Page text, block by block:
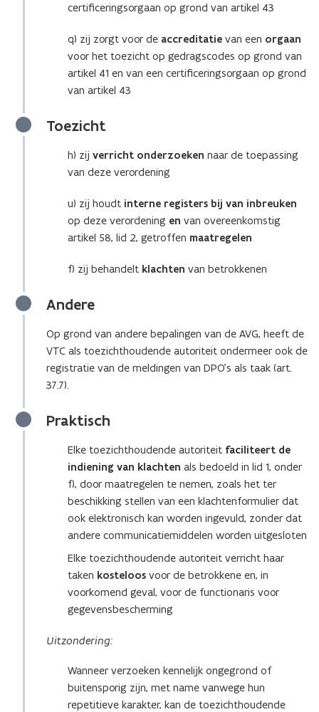
certificeringsorgaan op grond van artikel 43
q) zij zorgt voor de accreditatie van een orgaan
voor het toezicht op gedragscodes op grond van
artikel 41 en van een certificeringsorgaan op grond
van artikel 43
Toezicht
h) zij verricht onderzoeken naar de toepassing
van deze verordening
u) zij houdt interne registers bij van inbreuken
op deze verordening en van overeenkomstig
artikel 58, lid 2, getroffen maatregelen
f) zij behandelt klachten van betrokkenen
Andere
Op grond van andere bepalingen van de AVG, heeft de
VTC als toezichthoudende autoriteit ondermeer ook de
registratie van de meldingen van DPO’s als taak (art.
37.7).
Praktisch
Elke toezichthoudende autoriteit faciliteert de
indiening van klachten als bedoeld in lid 1, onder
f), door maatregelen te nemen, zoals het ter
beschikking stellen van een klachtenformulier dat
ook elektronisch kan worden ingevuld, zonder dat
andere communicatiemiddelen worden uitgesloten
Elke toezichthoudende autoriteit verricht haar
taken kosteloos voor de betrokkene en, in
voorkomend geval, voor de functionaris voor
gegevensbescherming
Uitzondering:
Wanneer verzoeken kennelijk ongegrond of
buitensporig zijn, met name vanwege hun
repetitieve karakter, kan de toezichthoudende